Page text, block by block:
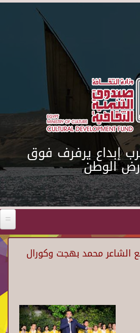
Skip to main content
إبداع يرفرف فوق
الوطن
الشاعر محمد بهجت وكورال